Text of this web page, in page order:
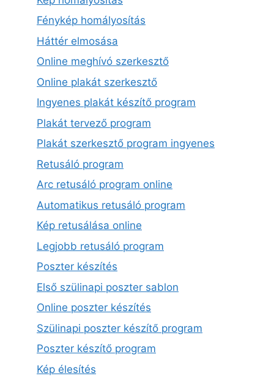
Fénykép homályosítás
Háttér elmosása
Online meghívó szerkesztő
Online plakát szerkesztő
Ingyenes plakát készítő program
Plakát tervező program
Plakát szerkesztő program ingyenes
Retusáló program
Arc retusáló program online
Automatikus retusáló program
Kép retusálása online
Legjobb retusáló program
Poszter készítés
Első szülinapi poszter sablon
Online poszter készítés
Szülinapi poszter készítő program
Poszter készítő program
Kép élesítés